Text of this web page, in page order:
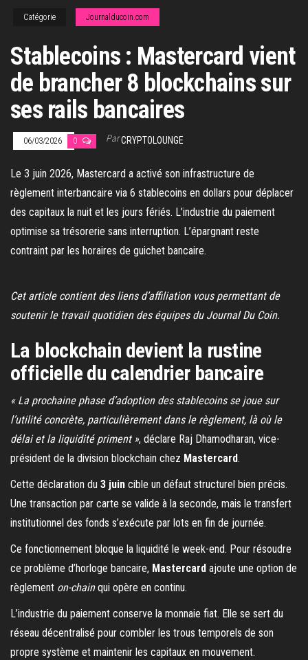
Catégorie Journalducoin.com
Stablecoins : Mastercard vient
de brancher 8 blockchains sur
ses rails bancaires
06/03/2026 0 ParCRYPTOLOUNGE
Le 3 juin 2026, Mastercard a activé son infrastructure de
règlement interbancaire via 6 stablecoins en dollars pour déplacer
des capitaux la nuit et les jours fériés. L’industrie du paiement
optimise sa trésorerie sans interruption. L’épargnant reste
contraint par les horaires de guichet bancaire.
Cet article contient des liens d’affiliation vous permettant de
soutenir le travail quotidien des équipes du Journal Du Coin.
La blockchain devient la rustine
officielle du calendrier bancaire
« La prochaine phase d’adoption des stablecoins se joue sur
l’utilité concrète, particulièrement dans le règlement, là où le
délai et la liquidité priment », déclare Raj Dhamodharan, vice-
président de la division blockchain chez Mastercard.
Cette déclaration du 3 juin cible un défaut structurel bien précis.
Une transaction par carte se valide à la seconde, mais le transfert
institutionnel des fonds s’exécute par lots en fin de journée.
Ce fonctionnement bloque la liquidité le week-end. Pour résoudre
ce problème d’horloge bancaire, Mastercard ajoute une option de
règlement on-chainqui opère en continu.
L’industrie du paiement conserve la monnaie fiat. Elle se sert du
réseau décentralisé pour combler les trous temporels de son
propre système et maintenir les capitaux en mouvement.